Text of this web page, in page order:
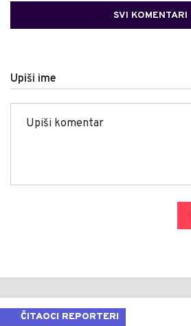
SVI KOMENTARI
Upiši ime
ČITAOCI REPORTERI